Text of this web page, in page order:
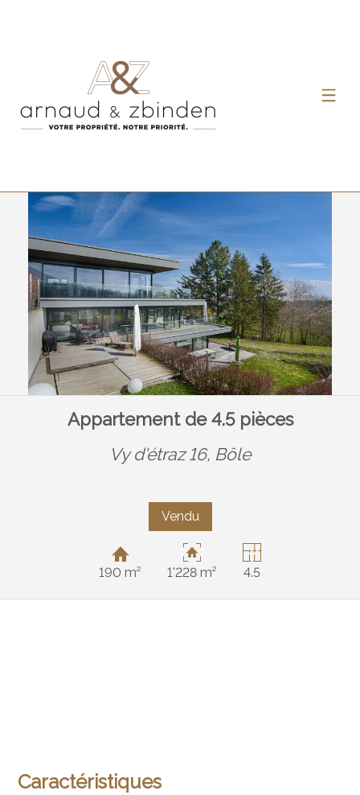
Appartement de 4.5 pièces
Vy d'étraz 16, Bôle
Vendu
190 m² 1'228 m² 4.5
Caractéristiques